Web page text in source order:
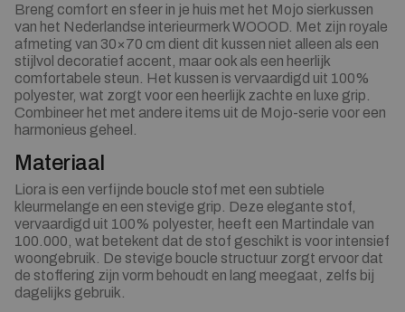
Breng comfort en sfeer in je huis met het Mojo sierkussen
van het Nederlandse interieurmerk WOOOD. Met zijn royale
afmeting van 30×70 cm dient dit kussen niet alleen als een
stijlvol decoratief accent, maar ook als een heerlijk
comfortabele steun. Het kussen is vervaardigd uit 100%
polyester, wat zorgt voor een heerlijk zachte en luxe grip.
Combineer het met andere items uit de Mojo-serie voor een
harmonieus geheel.
Materiaal
Liora is een verfijnde boucle stof met een subtiele
kleurmelange en een stevige grip. Deze elegante stof,
vervaardigd uit 100% polyester, heeft een Martindale van
100.000, wat betekent dat de stof geschikt is voor intensief
woongebruik. De stevige boucle structuur zorgt ervoor dat
de stoffering zijn vorm behoudt en lang meegaat, zelfs bij
dagelijks gebruik.